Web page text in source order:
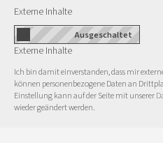
Externe Inhalte
Externe Inhalte
Ich bin damit einverstanden, dass mir
können personenbezogene Daten an
Einstellung kann auf der Seite mit unserer
wieder geändert werden.